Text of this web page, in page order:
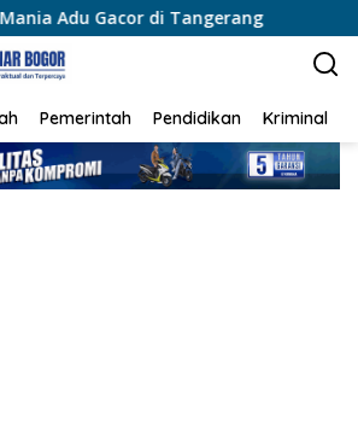
di Tangerang Polisi Sambangi
Pemerintah Pendidikan Kriminal